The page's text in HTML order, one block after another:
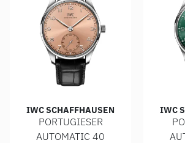
IWC SCHAFFHAUSEN
PORTUGIESER
AUTOMATIC 40
IWC